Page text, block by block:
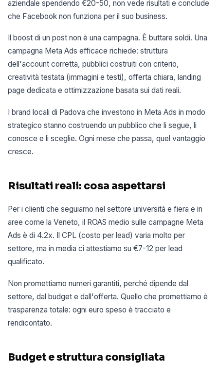
aziendale spendendo €20-50, non vede risultati e conclude
che Facebook non funziona per il suo business.
Il boost di un post non è una campagna. È buttare soldi. Una
campagna Meta Ads efficace richiede: struttura
dell'account corretta, pubblici costruiti con criterio,
creatività testata (immagini e testi), offerta chiara, landing
page dedicata e ottimizzazione basata sui dati reali.
I brand locali di Padova che investono in Meta Ads in modo
strategico stanno costruendo un pubblico che li segue, li
conosce e li sceglie. Ogni mese che passa, quel vantaggio
cresce.
Risultati reali: cosa aspettarsi
Per i clienti che seguiamo nel settore università e fiera e in
aree come la Veneto, il ROAS medio sulle campagne Meta
Ads è di 4.2x. Il CPL (costo per lead) varia molto per
settore, ma in media ci attestiamo su €7-12 per lead
qualificato.
Non promettiamo numeri garantiti, perché dipende dal
settore, dal budget e dall'offerta. Quello che promettiamo è
trasparenza totale: ogni euro speso è tracciato e
rendicontato.
Budget e struttura consigliata